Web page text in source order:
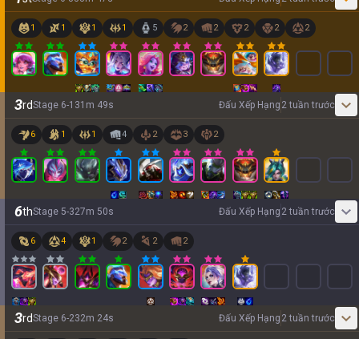
1 1 1 1 5 2 2 2 2 2
3rdStage 6-1 31 m 49s Đấu Xếp Hạng 2 tuần trước
6 1 1 4 2 3 2
6thStage 5-327m 50s Đấu Xếp Hạng 2 tuần trước
6 4 1 2 2 2
3rdStage 6-232m 24s Đấu Xếp Hạng 2 tuần trước